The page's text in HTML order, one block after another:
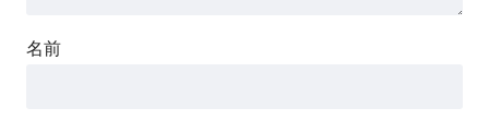
名前